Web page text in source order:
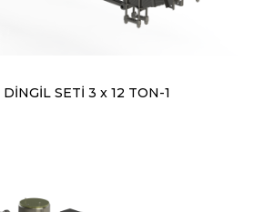
DİNGİL SETİ 3 x 12 TON-1